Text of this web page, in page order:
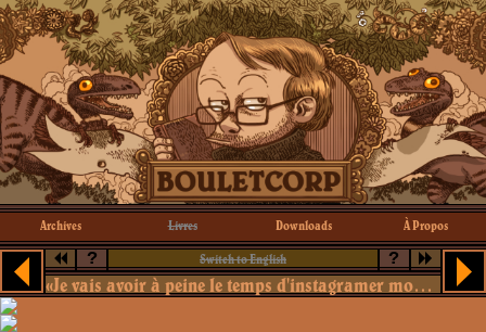
Archives Livres Downloads À Propos
? Switch to English ?
«Je vais avoir à peine le temps d'instagramer mon mocha.»